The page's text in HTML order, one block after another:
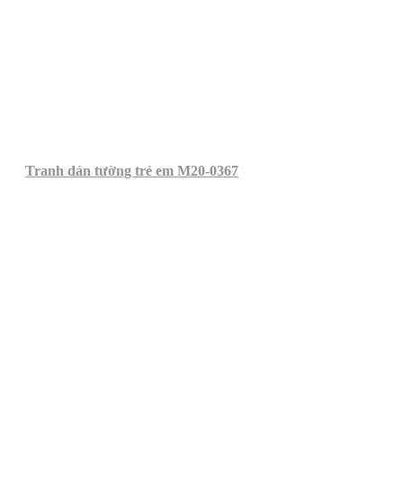
Tranh dán tường trẻ em M20-0367